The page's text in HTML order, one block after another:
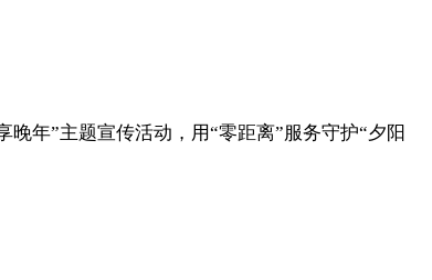
晚年”主题宣传活动 ，用“零距离”服务守护“夕阳